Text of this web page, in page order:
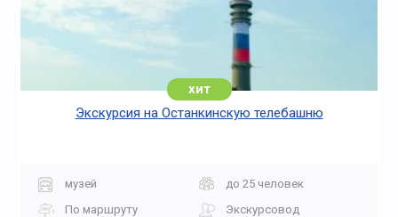
хит
Экскурсия на Останкинскую телебашню
музей
до 25 человек
По маршруту
Экскурсовод